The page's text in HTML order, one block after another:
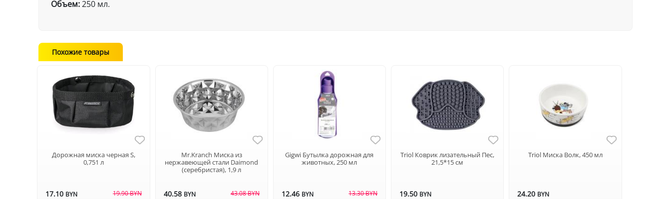
Объем:250 мл.
Похожие товары
Дорожная миска черная S,
0,751 л
17.10 BYN 19.90 BYN
Mr.Kranch Миска из
нержавеющей стали Daimond
(серебристая), 1,9 л
40.58 BYN 43.08 BYN
Gigwi Бутылка дорожная для
животных, 250 мл
12.46 BYN 13.30 BYN
Triol Коврик лизательный Пес,
21,5*15 см
19.50 BYN
Triol Миска Волк, 450 мл
24.20 BYN